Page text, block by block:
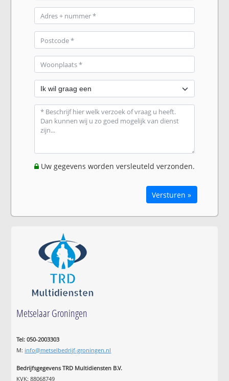
Uw gegevens worden versleuteld verzonden.
Versturen »
Metselaar Groningen
Tel: 050-2003303
M: info@metselbedrijf-groningen.nl
Bedrijfsgegevens TRD Multidiensten B.V.
KVK: 88068749